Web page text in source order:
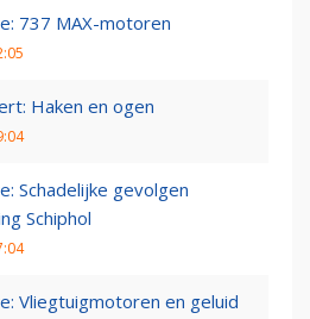
737 MAX-motoren
Haken en ogen
Schadelijke gevolgen
Schiphol
Vliegtuigmotoren en geluid